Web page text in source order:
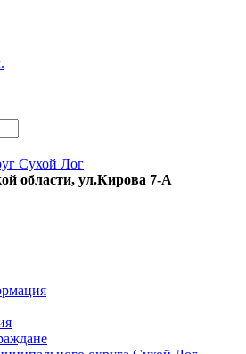
Сухой Лог
области, ул.Кирова 7-А